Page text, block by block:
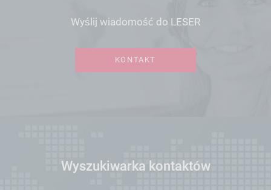
Wyślij wiadomość do LESER
KONTAKT
Wyszukiwarka kontaktów